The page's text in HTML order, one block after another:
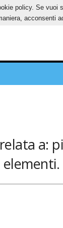
a:
policy. Se
acconsenti